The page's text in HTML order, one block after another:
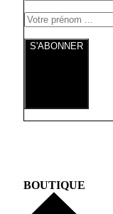
BOUTIQUE
S'ABONNER